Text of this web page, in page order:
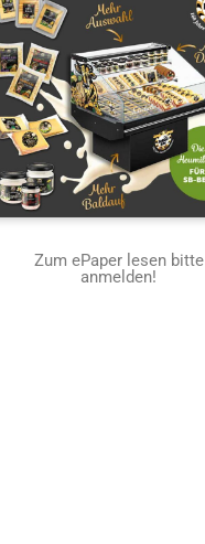
Zum ePaper lesen bitte
anmelden!